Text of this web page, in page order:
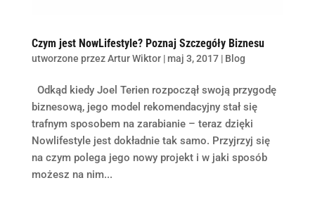
Czym jest NowLifestyle? Poznaj Szczegóły Biznesu
utworzone przezArtur Wiktor|maj 3, 2017| Blog
Odkąd kiedy Joel Terien rozpoczął swoją przygodę
biznesową, jego model rekomendacyjny stał się
trafnym sposobem na zarabianie – teraz dzięki
Nowlifestyle jest dokładnie tak samo. Przyjrzyj się
na czym polega jego nowy projekt i w jaki sposób
możesz na nim...